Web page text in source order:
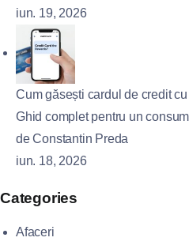
iun. 19, 2026
Cum găsești cardul de credit
Ghid complet pentru un
de Constantin Preda
iun. 18, 2026
Categories
Afaceri